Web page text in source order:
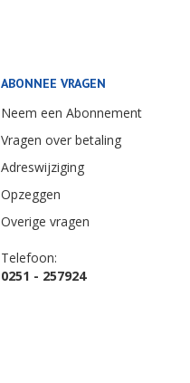
ABONNEE VRAGEN
Neem een Abonnement
Vragen over betaling
Adreswijziging
Opzeggen
Overige vragen
Telefoon:
0251 - 257924